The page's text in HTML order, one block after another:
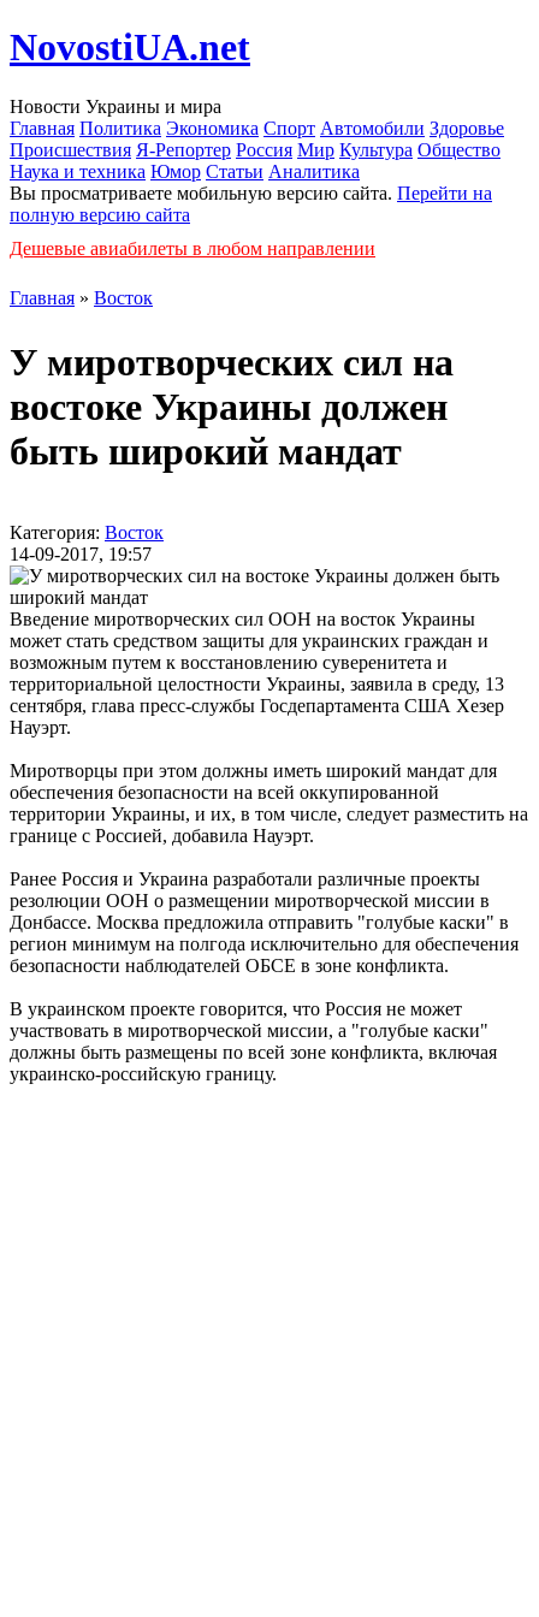
NovostiUA.net
Новости Украины и мира
Главная Политика Экономика Спорт Автомобили Здоровье
Происшествия Я-Репортер Россия Мир Культура Общество
Наука и техника Юмор Статьи Аналитика
Вы просматриваете мобильную версию сайта. Перейти на
полную версию сайта
Дешевые авиабилеты в любом направлении
Главная » Восток
У миротворческих сил на
востоке Украины должен
быть широкий мандат
Категория: Восток
14-09-2017, 19:57
Введение миротворческих сил ООН на восток Украины
может стать средством защиты для украинских граждан и
возможным путем к восстановлению суверенитета и
территориальной целостности Украины, заявила в среду, 13
сентября, глава пресс-службы Госдепартамента США Хезер
Науэрт.
Миротворцы при этом должны иметь широкий мандат для
обеспечения безопасности на всей оккупированной
территории Украины, и их, в том числе, следует разместить на
границе с Россией, добавила Науэрт.
Ранее Россия и Украина разработали различные проекты
резолюции ООН о размещении миротворческой миссии в
Донбассе. Москва предложила отправить "голубые каски" в
регион минимум на полгода исключительно для обеспечения
безопасности наблюдателей ОБСЕ в зоне конфликта.
В украинском проекте говорится, что Россия не может
участвовать в миротворческой миссии, а "голубые каски"
должны быть размещены по всей зоне конфликта, включая
украинско-российскую границу.